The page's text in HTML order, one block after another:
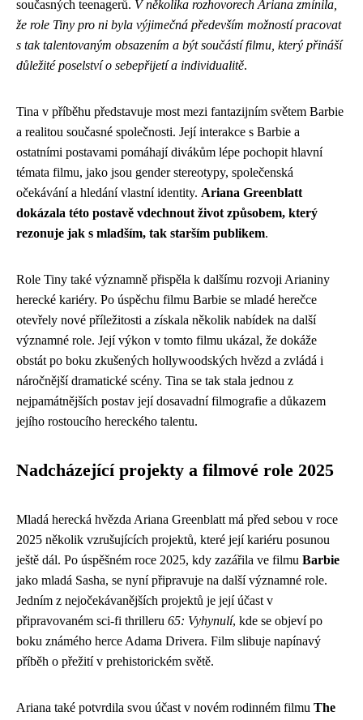
současných teenagerů. V několika rozhovorech Ariana zmínila,
že role Tiny pro ni byla výjimečná především možností pracovat
s tak talentovaným obsazením a být součástí filmu, který přináší
důležité poselství o sebepřijetí a individualitě.
Tina v příběhu představuje most mezi fantazijním světem Barbie
a realitou současné společnosti. Její interakce s Barbie a
ostatními postavami pomáhají divákům lépe pochopit hlavní
témata filmu, jako jsou gender stereotypy, společenská
očekávání a hledání vlastní identity. Ariana Greenblatt
dokázala této postavě vdechnout život způsobem, který
rezonuje jak s mladším, tak starším publikem.
Role Tiny také významně přispěla k dalšímu rozvoji Arianiny
herecké kariéry. Po úspěchu filmu Barbie se mladé herečce
otevřely nové příležitosti a získala několik nabídek na další
významné role. Její výkon v tomto filmu ukázal, že dokáže
obstát po boku zkušených hollywoodských hvězd a zvládá i
náročnější dramatické scény. Tina se tak stala jednou z
nejpamátnějších postav její dosavadní filmografie a důkazem
jejího rostoucího hereckého talentu.
Nadcházející projekty a filmové role 2025
Mladá herecká hvězda Ariana Greenblatt má před sebou v roce
2025 několik vzrušujících projektů, které její kariéru posunou
ještě dál. Po úspěšném roce 2025, kdy zazářila ve filmu Barbie
jako mladá Sasha, se nyní připravuje na další významné role.
Jedním z nejočekávanějších projektů je její účast v
připravovaném sci-fi thrilleru 65: Vyhynulí, kde se objeví po
boku známého herce Adama Drivera. Film slibuje napínavý
příběh o přežití v prehistorickém světě.
Ariana také potvrdila svou účast v novém rodinném filmu The